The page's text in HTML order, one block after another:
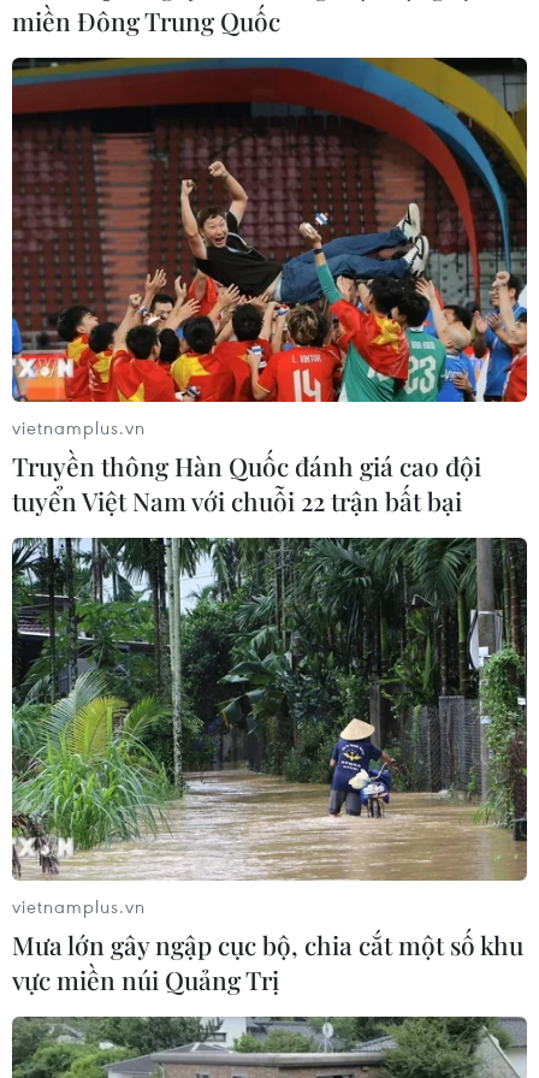
miền Đông Trung Quốc
vietnamplus.vn
Truyền thông Hàn Quốc đánh giá cao đội
tuyển Việt Nam với chuỗi 22 trận bất bại
vietnamplus.vn
Mưa lớn gây ngập cục bộ, chia cắt một số khu
vực miền núi Quảng Trị